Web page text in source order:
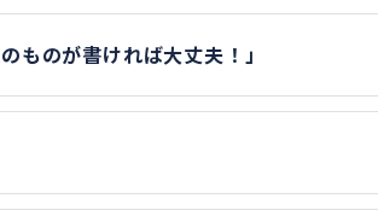
ものが書ければ大丈夫！」